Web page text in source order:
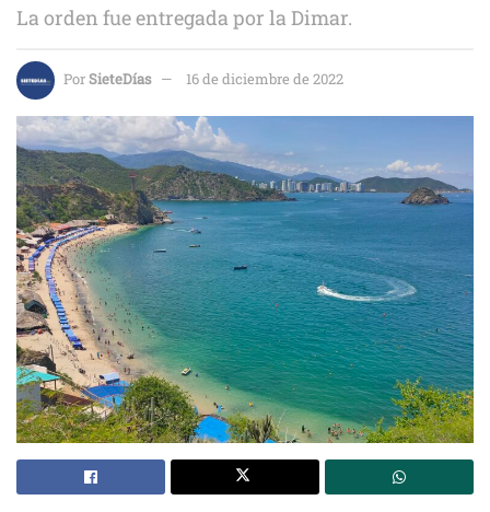
La orden fue entregada por la Dimar.
PorSieteDías 16 de diciembre de 2022